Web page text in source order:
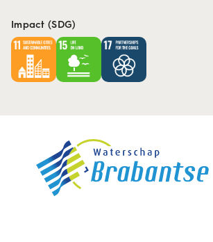
Impact (SDG)